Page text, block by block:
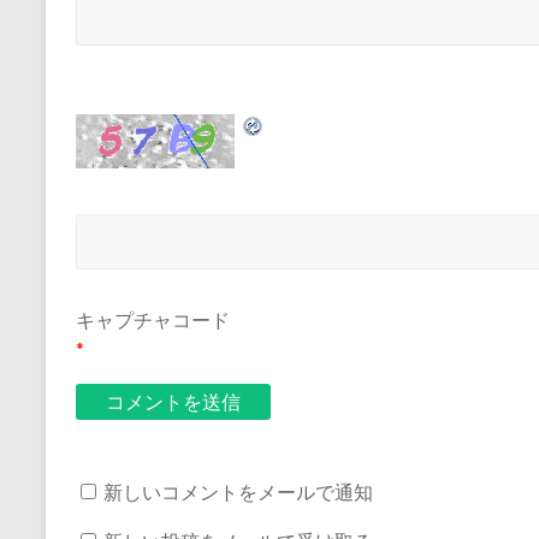
キャプチャコード
*
新しいコメントをメールで通知